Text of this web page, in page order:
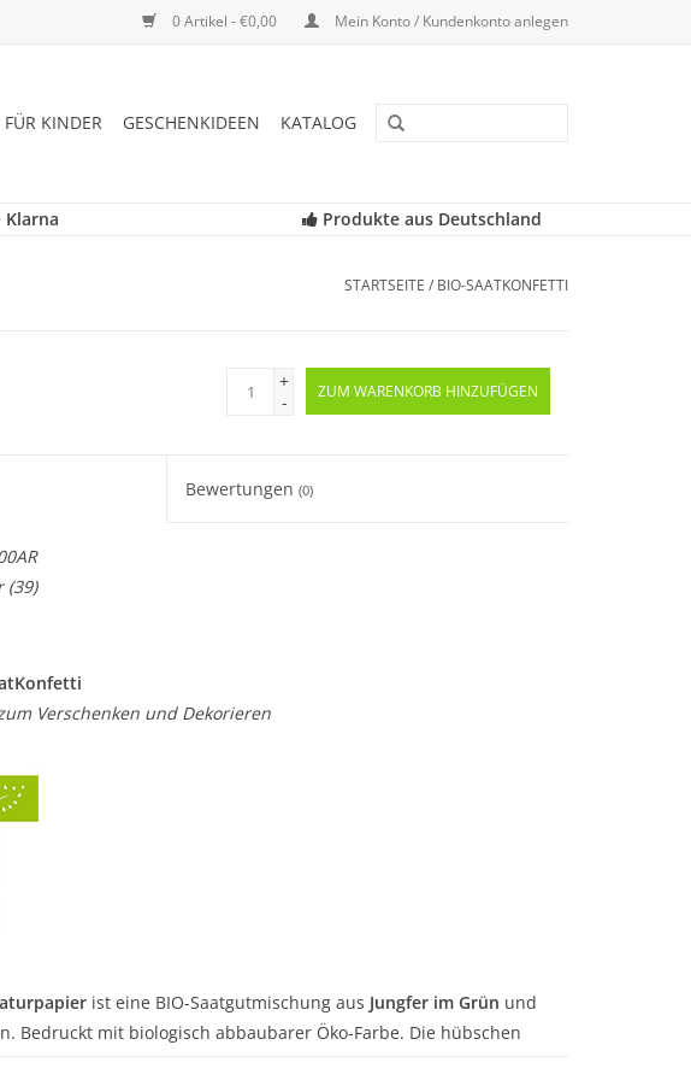
0 Artikel - €0,00 Mein Konto / Kundenkonto anlegen
FÜR KINDER GESCHENKIDEEN KATALOG
Klarna Produkte aus Deutschland
STARTSEITE / BIO-SAATKONFETTI
+
-
ZUM WARENKORB HINZUFÜGEN
Bewertungen(0)
(39)
Verschenken und Dekorieren
ist eine BIO-Saatgutmischung aus Jungfer im Grün und
Bedruckt mit biologisch abbaubarer Öko-Farbe. Die hübschen